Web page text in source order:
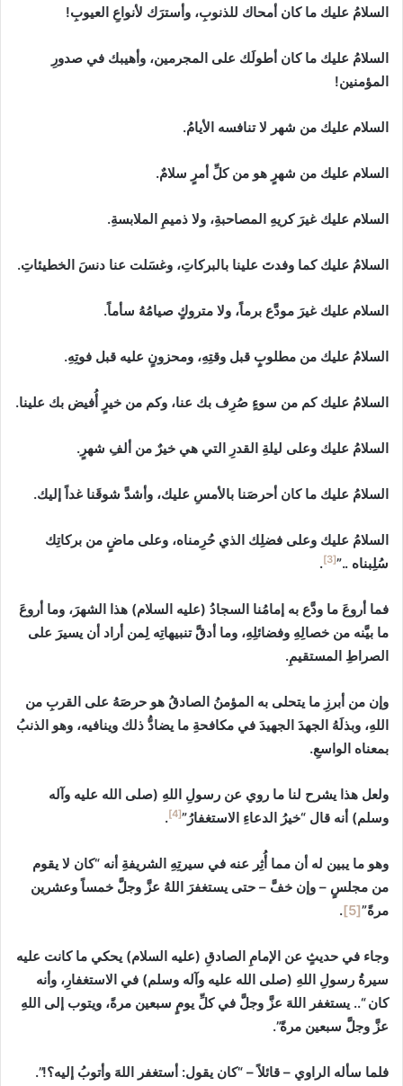
السلامُ عليك ما كان أمحاك للذنوبِ، وأسترَك لأنواعِ العيوبِ!
السلامُ عليك ما كان أطولَك على المجرمين، وأهيبك في صدورِ
المؤمنين!
السلام عليك من شهر لا تنافسه الأيامُ.
السلام عليك من شهرٍ هو من كلِّ أمرٍ سلامٌ.
السلام عليك غيرَ كريهِ المصاحبةِ، ولا ذميمِ الملابسةِ.
السلامُ عليك كما وفدتَ علينا بالبركاتِ، وغسَلت عنا دنسَ الخطيئاتِ.
السلام عليك غيرَ مودَّع برماً، ولا متروكٍ صيامُهُ سأماً.
السلامُ عليك من مطلوبٍ قبل وقتِهِ، ومحزونٍ عليه قبل فوتِهِ.
السلامُ عليك كم من سوءٍ صُرِف بك عنا، وكم من خيرٍ أُفيض بك علينا.
السلامُ عليك وعلى ليلةِ القدرِ التي هي خيرٌ من ألفِ شهرٍ.
السلامُ عليك ما كان أحرصَنا بالأمسِ عليك، وأشدَّ شوقَنا غداً إليك.
السلامُ عليك وعلى فضلِك الذي حُرِمناه، وعلى ماضٍ من بركاتِك
سُلِبناه‏ ..”[3]
.
فما أروعَ ما ودَّع به إمامُنا السجادُ (عليه السلام) هذا الشهرَ، وما أروعَ
ما بيَّنه من خصالِهِ وفضائلِهِ، وما أدقَّ تنبيهاتِه لِمن أراد أن يسيرَ على
الصراطِ المستقيمِ.
وإن من أبرزِ ما يتحلى به المؤمنُ الصادقُ هو حرصَهُ على القربِ من
اللهِ، وبذلَهُ الجهدَ الجهيدَ في مكافحةِ ما يضادُّ ذلك وينافيه، وهو الذنبُ
بمعناه الواسعِ.
ولعل هذا يشرح لنا ما روي عن رسولِ اللهِ (صلى الله عليه وآله
وسلم) أنه قال “خيرُ الدعاءِ الاستغفارُ”[4]
.
وهو ما يبين له أن مما أُثِر عنه في سيرتِهِ الشريفةِ أنه “كان لا يقوم‏
من‏ مجلسٍ‏ – وإن‏ خفَّ‏ – حتى‏ يستغفرَ اللهُ‏ عزَّ وجلَّ‏ خمساً وعشرين‏
مرةً”[5]
.
وجاء في حديثٍ عن الإمامِ الصادقِ (عليه السلام) يحكي ما كانت عليه
سيرةُ رسولِ اللهِ (صلى الله عليه وآله وسلم) في الاستغفارِ، وأنه
كان “.. يستغفر اللهَ عزَّ وجلَّ في كلِّ يومٍ سبعين مرةً، ويتوب إلى اللهِ
عزَّ وجلَّ سبعين مرةً”.
فلما سأله الراوي – قائلاً – “كان يقول: أستغفر اللهَ وأتوبُ إليه؟!”.